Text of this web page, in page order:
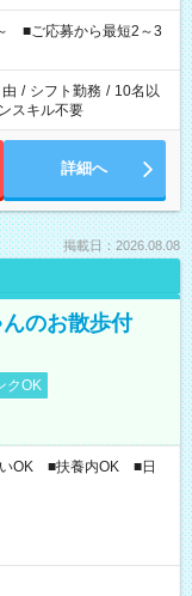
」 「できれば残業はし
ワーク希望
間と、もう1つのお仕事
合は応募できません。
■ご応募から最短2～3
/ シフト勤務 / 10名以
スキル不要
詳細へ
掲載日：2026.08.08
んのお散歩付
クOK
OK ■扶養内OK ■日